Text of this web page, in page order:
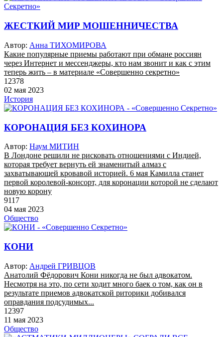
ЖЕСТКИЙ МИР МОШЕННИЧЕСТВА
Автор: Анна ТИХОМИРОВА
Какие популярные приемы работают при обмане россиян
через Интернет и мессенджеры, кто нам звонит и как с этим
теперь жить – в материале «Совершенно секретно»
12378
02 мая 2023
История
КОРОНАЦИЯ БЕЗ КОХИНОРА
Автор: Наум МИТИН
В Лондоне решили не рисковать отношениями с Индией,
которая требует вернуть ей знаменитый алмаз с
захватывающей кровавой историей. 6 мая Камилла станет
первой королевой-консорт, для коронации которой не сделают
новую корону
9117
04 мая 2023
Общество
КОНИ
Автор: Андрей ГРИВЦОВ
Анатолий Фёдорович Кони никогда не был адвокатом.
Несмотря на это, по сети ходит много баек о том, как он в
результате приемов адвокатской риторики добивался
оправдания подсудимых...
12397
11 мая 2023
Общество